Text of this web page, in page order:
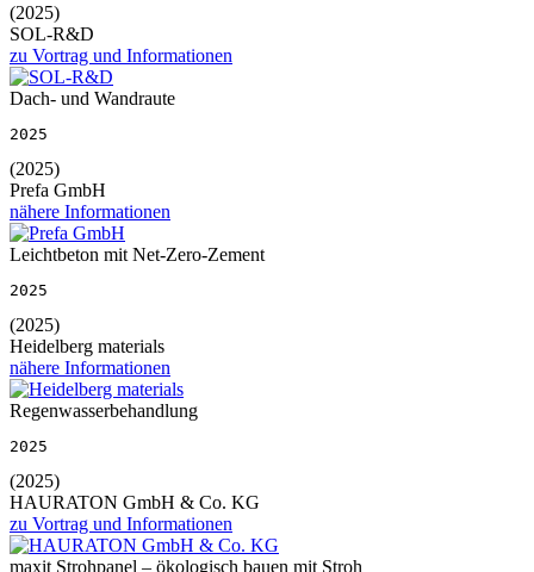
(2025)
SOL-R&D
zu Vortrag und Informationen
Dach- und Wandraute
2025
(2025)
Prefa GmbH
nähere Informationen
Leichtbeton mit Net-Zero-Zement
2025
(2025)
Heidelberg materials
nähere Informationen
Regenwasserbehandlung
2025
(2025)
HAURATON GmbH & Co. KG
zu Vortrag und Informationen
maxit Strohpanel – ökologisch bauen mit Stroh